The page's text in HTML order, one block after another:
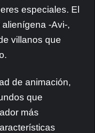
especiales. El
-Avi-,
villanos que
de animación,
que
más